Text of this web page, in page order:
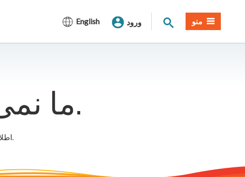
English ورود جستجوی سایت
منو
ما نمی توانیم آن صفحه را پیدا کنیم.
اطلاعاتی که به دنبال آن هستید ممکن است جابجا شده باشد. لطفاً از نوار جستجو یا منو برای کمک به یافتن آن استفاده کنید.